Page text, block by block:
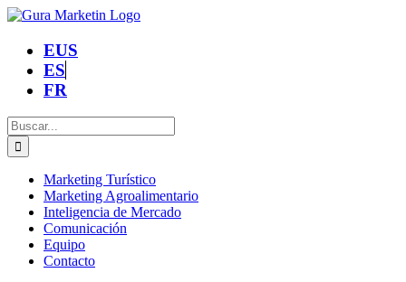
Saltar
contenidoEUS
ES
FR
Buscar:
Marketing Turístico
Marketing Agroalimentario
Inteligencia de Mercado
Comunicación
Equipo
Contacto